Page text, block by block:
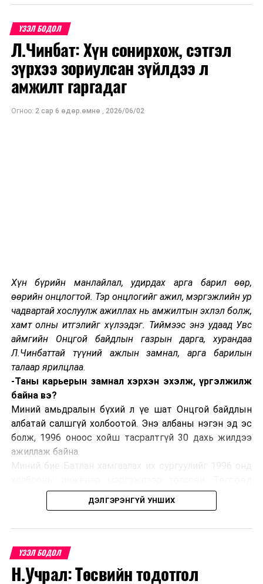
эзэн болоорой. Супер бэлгийг 2022 оны 1 сарын 11-
нээс эхлэх 7 хоног бүрийн Мягмар гарагт СКАЙтел
пэйж хуудаснаа тодруулах болно.
ЛИНК:
https://www.skytel.mn/content/2842/view
Мөн бар жилийг тохиолдуулан бүтэн
Эрсдэлд суурилсан хяналт шалгалтыг хийж байна
ҮЗЭЛ БОДОЛ
Л.Чинбат: Хүн сонирхож, сэтгэл
зүрхээ зориулсан зүйлдээ л
амжилт гаргадаг
Огноо: 2 сар 6 өдөр.өмнө , 2026/06/02
Хүн бүрийн манлайлал, удирдах арга барил өөр,
өөрийн онцлогтой. Тэр онцлогийг ажил, мэргэжлийн ур
чадвартай хослуулж ажиллах нь амжилтын эхлэл болж,
хамт олны итгэлийг хүлээдэг. Тиймээс энэ удаад Увс
аймгийн Онцгой байдлын газрын дарга, хурандаа
Л.Чинбаттай түүний ажлын замнал, арга барилын
талаар ярилцлаа.
-Таны карьерын замнал хэрхэн эхэлж, үргэлжилж
байна вэ?
Миний амьдралын бүхий л үе шат Онцгой байдлын
албатай салшгүй холбоотой. Энэ албаны нэгэн эд эс
болж, 1996 оноос хойш тасралтгүй 30 дахь жилдээ
ажиллаж байна.
Завхан аймагт нефтийн гэрээт байцаагчаар
томилогдон ажлын гараагаа эхлүүлж байлаа. Улмаар
газрын Гал түймэр унтраах, аврах 50 дугаар ангид
ажилласан. Үүнээс хойш буюу 2004-2024 онд Налайх
ДЭЛГЭРЭНГҮЙ УНШИХ
ҮЗЭЛ БОДОЛ
Н.Учрал: Төсвийн тодотгол